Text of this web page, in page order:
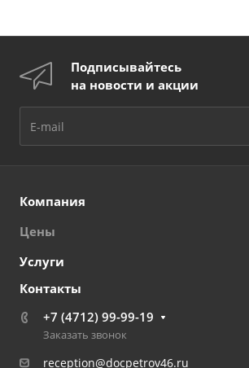
Подписывайтесь
на новости и акции
Компания
Цены
Услуги
Контакты
+7 (4712) 99-99-19
Заказать звонок
reception@docpetrov46.ru